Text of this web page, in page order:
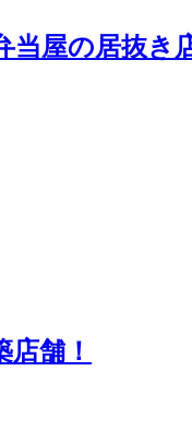
屋の居抜き
舗！